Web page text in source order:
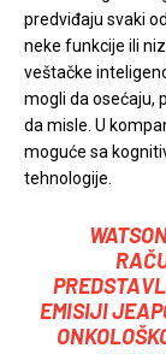
predviđaju svaki
neke funkcije ili
veštačke
mogli da osećaju,
da misle. U
moguće sa
tehnologije.
EMISIJI